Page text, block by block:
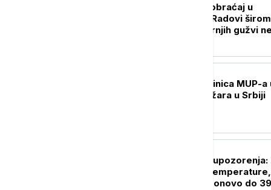
Ovako izgleda saobraćaj u
Beogradu danas: Radovi širom
grada u toku, jutarnjih gužvi
Helikopterska jedinica MUP-a
akciji: Gašenje požara u Srbiji
RHMZ izdao nova upozorenja:
vikend blagi pad
sledeće nedelje ponovo do 39